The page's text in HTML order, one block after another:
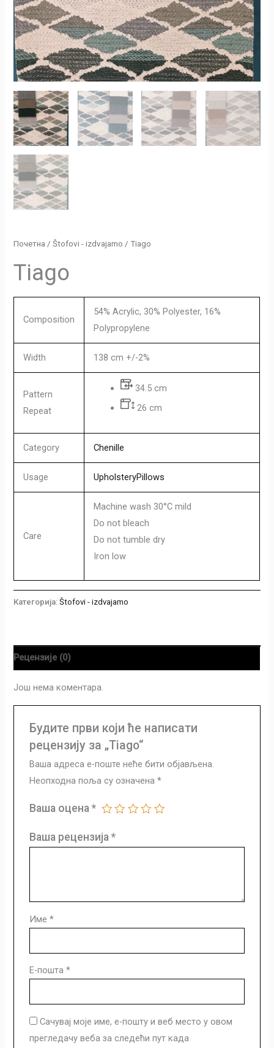
Почетна /Štofovi - izdvajamo / Tiago
Tiago
Composition
54% Acrylic, 30% Polyester, 16%
Polypropylene
Width 138 cm +/-2%
Pattern
Repeat
34.5 cm
26 cm
Category Chenille
Usage UpholsteryPillows
Care
Machine wash 30°C mild
Do not bleach
Do not tumble dry
Iron low
Категорија:Štofovi - izdvajamo
Рецензије (0)
Још нема коментара.
Будите први који ће написати
рецензију за „Tiago“
Ваша адреса е-поште неће бити објављена.
Неопходна поља су означена *
Ваша оцена *
Ваша рецензија *
Име *
Е-пошта *
Сачувај моје име, е-пошту и веб место у овом
прегледачу веба за следећи пут када